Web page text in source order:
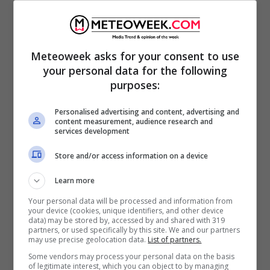
Leggi anche->Scintille tra
Antonella Elia e Oppini, lui la
silura: “Non accetto giudizi da
chi alza le mani”
Meteoweek asks for your consent to use
your personal data for the following
purposes:
Personalised advertising and content, advertising and
content measurement, audience research and
services development
Store and/or access information on a device
Learn more
Your personal data will be processed and information from
your device (cookies, unique identifiers, and other device
data) may be stored by, accessed by and shared with 319
partners, or used specifically by this site. We and our partners
may use precise geolocation data. List of partners.
Some vendors may process your personal data on the basis
of legitimate interest, which you can object to by managing